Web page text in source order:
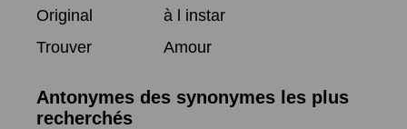
Original
à l instar
Trouver
Amour
Antonymes des synonymes les plus
recherchés